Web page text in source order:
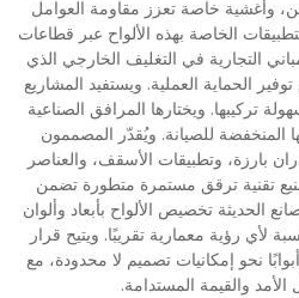
خاصة تعزز مقاومة العوامل
الخاصة بهذه الألواح عبر قطاعات
التجارية في التغليف الخارجي الذي
الحماية العملية. ويستفيد المشاريع
تركيبها. ويختارها المرافق الصناعية
المنخفضة للصيانة. ويُقدّر المصممون
بارزة، وتطبيقات الأسقف، والعناصر
تقنية ترقق مستمرة متطورة تضمن
الحديثة تخصيص الألواح بأبعاد وألوان
لأي رؤية معمارية تقريبًا. ويتيح قرار
نحو إمكانيات تصميم لا محدودة، مع
والقيمة المستدامة.